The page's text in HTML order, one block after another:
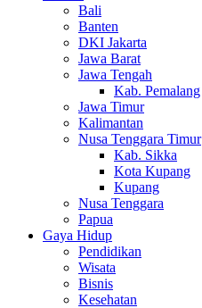
Bali
Banten
DKI Jakarta
Jawa Barat
Jawa Tengah
Kab. Pemalang
Jawa Timur
Kalimantan
Nusa Tenggara Timur
Kab. Sikka
Kota Kupang
Kupang
Nusa Tenggara
Papua
Gaya Hidup
Pendidikan
Wisata
Bisnis
Kesehatan